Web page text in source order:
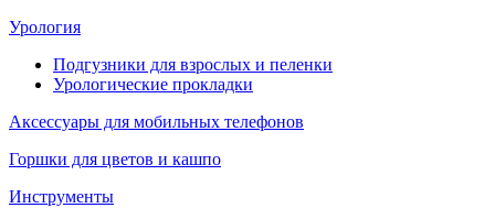
Урология
Подгузники для взрослых и пеленки
Урологические прокладки
Аксессуары для мобильных телефонов
Горшки для цветов и кашпо
Инструменты